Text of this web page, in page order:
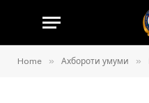
Home » Ахбороти умуми »